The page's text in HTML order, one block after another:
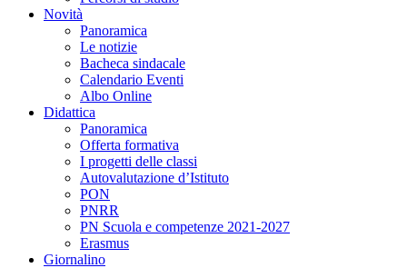
Novità
Panoramica
Le notizie
Bacheca sindacale
Calendario Eventi
Albo Online
Didattica
Panoramica
Offerta formativa
I progetti delle classi
Autovalutazione d’Istituto
PON
PNRR
PN Scuola e competenze 2021-2027
Erasmus
Giornalino